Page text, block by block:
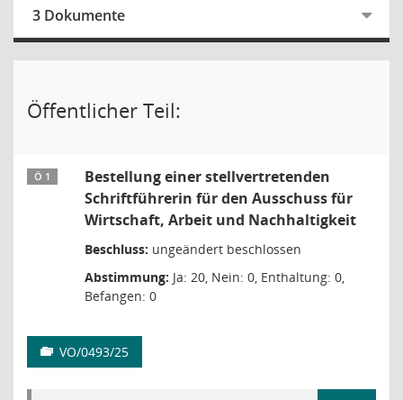
3 Dokumente
Öffentlicher Teil:
Ö 1
Bestellung einer stellvertretenden
Schriftführerin für den Ausschuss für
Wirtschaft, Arbeit und Nachhaltigkeit
Beschluss: ungeändert beschlossen
Abstimmung: Ja: 20, Nein: 0, Enthaltung: 0,
Befangen: 0
VO/0493/25